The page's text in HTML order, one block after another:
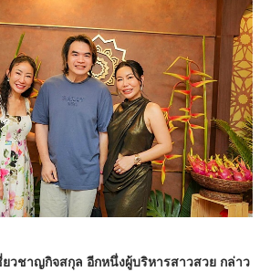
ชาญกิจสกุล อีกหนึ่งผู้บริหารสาวสวย กล่าว